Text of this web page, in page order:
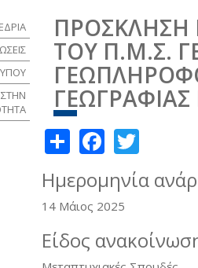
ΠΡΟΣΚΛΗΣΗ
ΤΟΥ Π.Μ.Σ.
ΓΕΩΓΡΑΦΙΑΣ
ShareFacebook
Ημερομηνία
14 Μάιος 2025
Είδος